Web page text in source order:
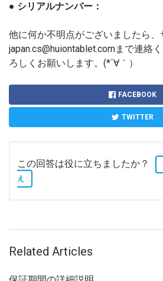
● シリアルナンバー：
他に何か不明点がございましたら
japan.cs@huiontablet.comまで連絡
ろしくお願いします。(*´∀｀）
FACEBOOK
TWITTER
この回答は役に立ちましたか？
え
Related Articles